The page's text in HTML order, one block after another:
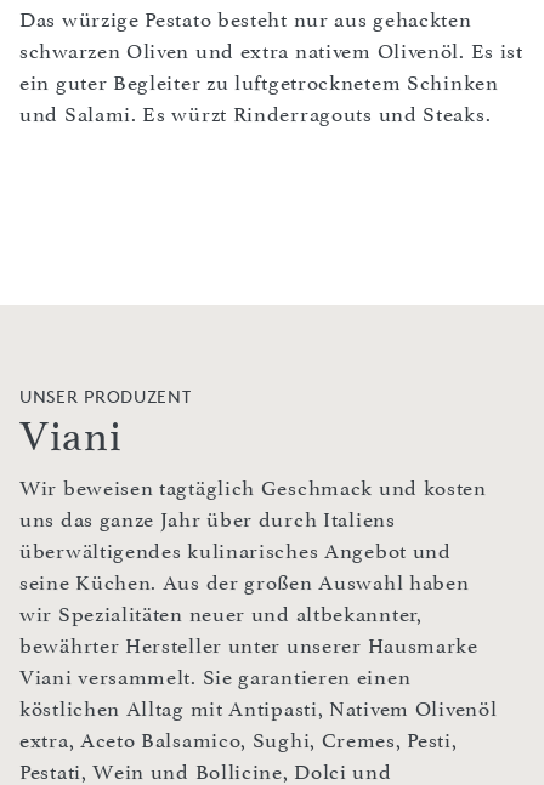
Das würzige Pestato besteht nur aus gehackten
schwarzen Oliven und extra nativem Olivenöl. Es ist
ein guter Begleiter zu luftgetrocknetem Schinken
und Salami. Es würzt Rinderragouts und Steaks.
UNSER PRODUZENT
Viani
Wir beweisen tagtäglich Geschmack und kosten
uns das ganze Jahr über durch Italiens
überwältigendes kulinarisches Angebot und
seine Küchen. Aus der großen Auswahl haben
wir Spezialitäten neuer und altbekannter,
bewährter Hersteller unter unserer Hausmarke
Viani versammelt. Sie garantieren einen
köstlichen Alltag mit Antipasti, Nativem Olivenöl
extra, Aceto Balsamico, Sughi, Cremes, Pesti,
Pestati, Wein und Bollicine, Dolci und